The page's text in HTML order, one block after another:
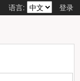
语言: 登录